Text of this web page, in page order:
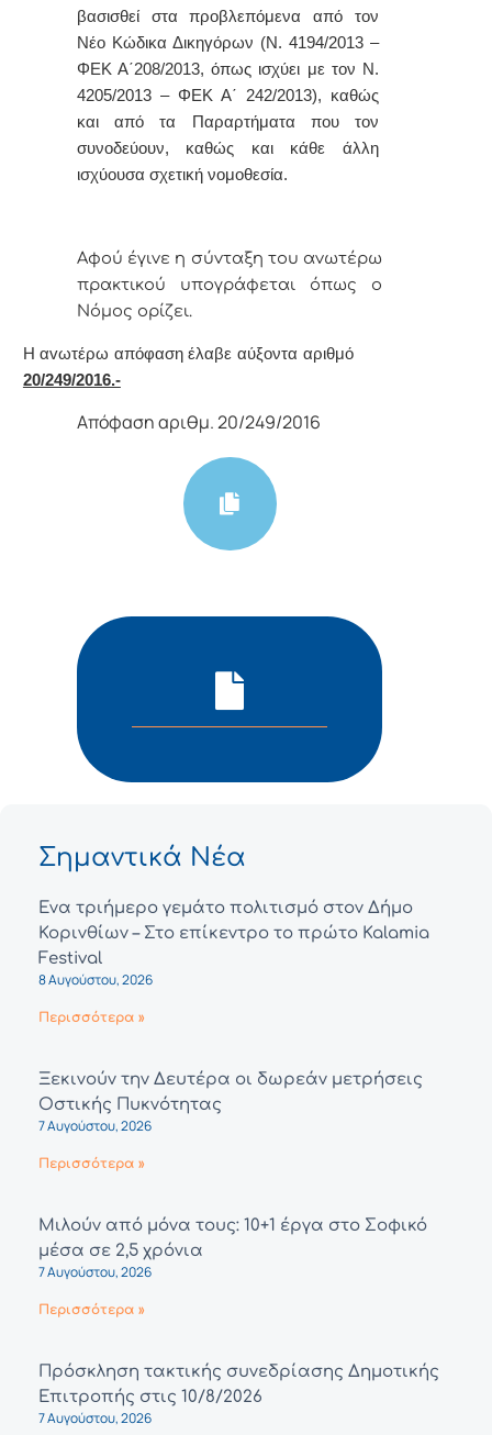
βασισθεί στα προβλεπόμενα από τον
Νέο Κώδικα Δικηγόρων (Ν. 4194/2013 –
ΦΕΚ Α΄208/2013, όπως ισχύει με τον Ν.
4205/2013 – ΦΕΚ Α΄ 242/2013), καθώς
και από τα Παραρτήματα που τον
συνοδεύουν, καθώς και κάθε άλλη
ισχύουσα σχετική νομοθεσία.
Αφoύ έγιvε η σύvταξη τoυ αvωτέρω
πρακτικoύ υπoγράφεται όπως o
Νόμoς oρίζει.
Η αvωτέρω απόφαση έλαβε αύξοντα αριθμό
20/249/2016.-
Απόφαση αριθμ. 20/249/2016
Σημαντικά Νέα
Ένα τριήμερο γεμάτο πολιτισμό στον Δήμο
Κορινθίων – Στο επίκεντρο το πρώτο Kalamia
Festival
8 Αυγούστου, 2026
Περισσότερα »
Ξεκινούν την Δευτέρα οι δωρεάν μετρήσεις
Οστικής Πυκνότητας
7 Αυγούστου, 2026
Περισσότερα »
Μιλούν από μόνα τους: 10+1 έργα στο Σοφικό
μέσα σε 2,5 χρόνια
7 Αυγούστου, 2026
Περισσότερα »
Πρόσκληση τακτικής συνεδρίασης Δημοτικής
Επιτροπής στις 10/8/2026
7 Αυγούστου, 2026